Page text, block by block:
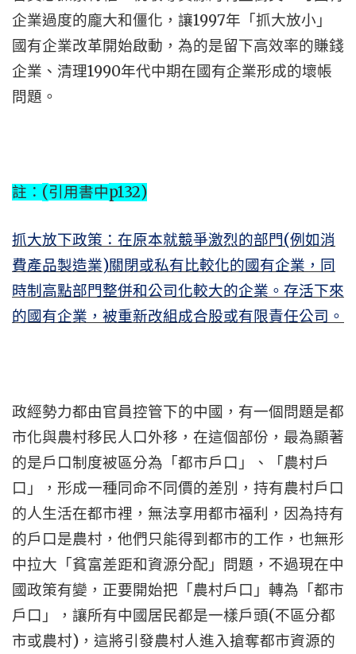
企業過度的龐大和僵化，讓1997年「抓大放小」
國有企業改革開始啟動，為的是留下高效率的賺錢
企業、清理1990年代中期在國有企業形成的壞帳
問題。
註： (引用書中p132)
抓大放下政策：在原本就競爭激烈的部門(例如消
費產品製造業)關閉或私有比較化的國有企業，同
時制高點部門整併和公司化較大的企業。存活下來
的國有企業，被重新改組成合股或有限責任公司。
政經勢力都由官員控管下的中國，有一個問題是都
市化與農村移民人口外移，在這個部份，最為顯著
的是戶口制度被區分為「都市戶口」、「農村戶
口」，形成一種同命不同價的差別，持有農村戶口
的人生活在都市裡，無法享用都市福利，因為持有
的戶口是農村，他們只能得到都市的工作，也無形
中拉大「貧富差距和資源分配」問題，不過現在中
國政策有變，正要開始把「農村戶口」轉為「都市
戶口」，讓所有中國居民都是一樣戶頭(不區分都
市或農村) ，這將引發農村人進入搶奪都市資源的